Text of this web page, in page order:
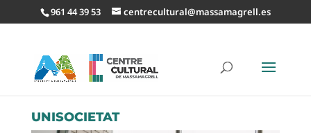
961 44 39 53 centrecultural@massamagrell.es
UNISOCIETAT